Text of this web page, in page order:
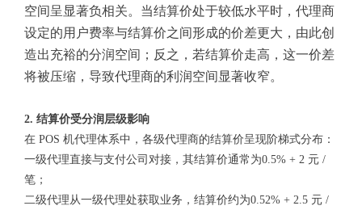
空间呈显著负相关。当结算价处于较低水平时，代理商
设定的用户费率与结算价之间形成的价差更大，由此创
造出充裕的分润空间；反之，若结算价走高，这一价差
将被压缩，导致代理商的利润空间显著收窄。
2. 结算价受分润层级影响
在 POS 机代理体系中，各级代理商的结算价呈现阶梯式分布：
一级代理直接与支付公司对接，其结算价通常为0.5% + 2 元 /
笔；
二级代理从一级代理处获取业务，结算价约为0.52% + 2.5 元 /